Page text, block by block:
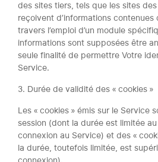
des sites tiers, tels que les sites des
reçoivent d’informations contenues
travers l’emploi d’un module
informations sont supposées être
seule finalité de permettre Votre
Service.
3. Durée de validité des « cookies »
Les « cookies » émis sur le Service
session (dont la durée est limitée au
connexion au Service) et des «
la durée, toutefois limitée, est